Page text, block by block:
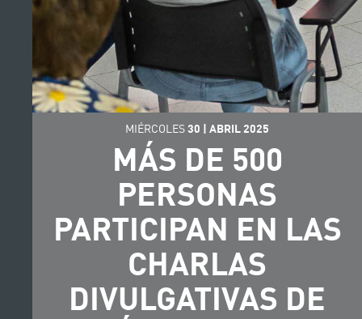
MIÉRCOLES30 ABRIL 2025
MÁS DE 500
PERSONAS
PARTICIPAN EN LAS
CHARLAS
DIVULGATIVAS DE